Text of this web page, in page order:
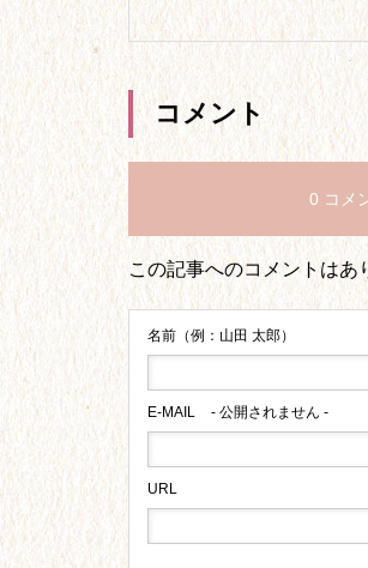
コメント
0 コメ
この記事へのコメントはあ
名前（例：山田 太郎）
E-MAIL - 公開されません -
URL